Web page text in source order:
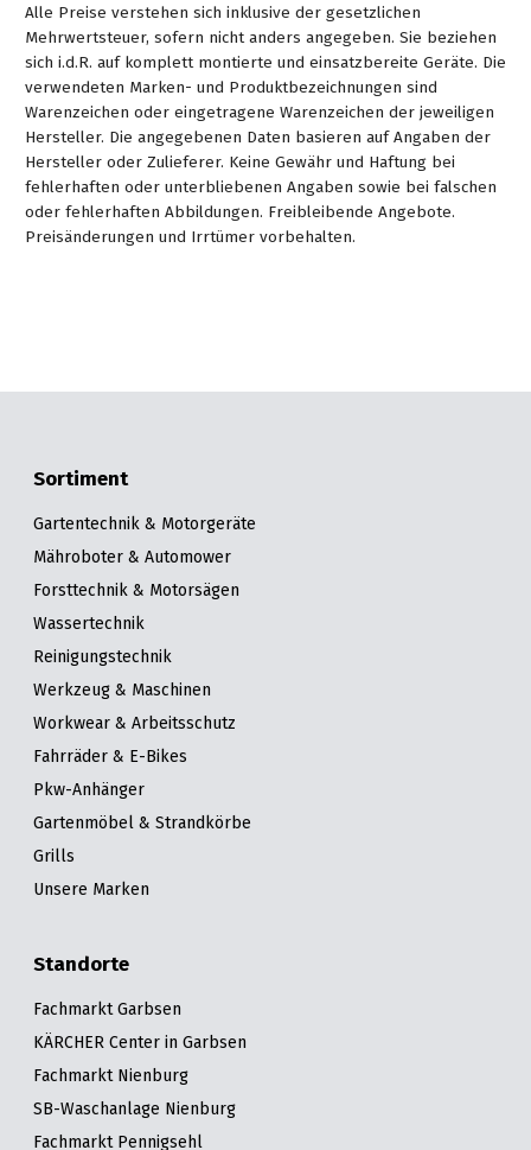
Alle Preise verstehen sich inklusive der gesetzlichen
Mehrwertsteuer, sofern nicht anders angegeben. Sie beziehen
sich i.d.R. auf komplett montierte und einsatzbereite Geräte. Die
verwendeten Marken- und Produktbezeichnungen sind
Warenzeichen oder eingetragene Warenzeichen der jeweiligen
Hersteller. Die angegebenen Daten basieren auf Angaben der
Hersteller oder Zulieferer. Keine Gewähr und Haftung bei
fehlerhaften oder unterbliebenen Angaben sowie bei falschen
oder fehlerhaften Abbildungen. Freibleibende Angebote.
Preisänderungen und Irrtümer vorbehalten.
Sortiment
Gartentechnik & Motorgeräte
Mähroboter & Automower
Forsttechnik & Motorsägen
Wassertechnik
Reinigungstechnik
Werkzeug & Maschinen
Workwear & Arbeitsschutz
Fahrräder & E-Bikes
Pkw-Anhänger
Gartenmöbel & Strandkörbe
Grills
Unsere Marken
Standorte
Fachmarkt Garbsen
KÄRCHER Center in Garbsen
Fachmarkt Nienburg
SB-Waschanlage Nienburg
Fachmarkt Pennigsehl